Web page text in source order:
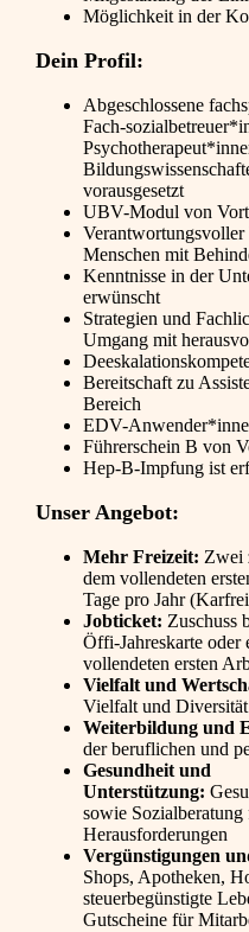
Möglichkeit in der
Dein Profil:
Abgeschlossene
Fach-
vorausgesetzt
UBV-Modul von
Menschen mit
Kenntnisse in der
erwünscht
Strategien und
Umgang mit
Bereitschaft zu
Bereich
EDV-
Führerschein B von
Hep-B-Impfung ist
Unser Angebot:
Mehr Freizeit: Zwei
dem vollendeten
Tage pro Jahr
Jobticket: Zuschuss
Öffi-Jahreskarte
vollendeten ersten
Vielfalt und
Vielfalt und
Weiterbildung und
der beruflichen und
Gesundheit und
Unterstützung:
sowie
Herausforderungen
Vergünstigungen
Shops, Apotheken,
steuerbegünstigte
Gutscheine für